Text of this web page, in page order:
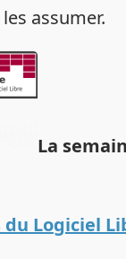
assumer.
La
du Logiciel